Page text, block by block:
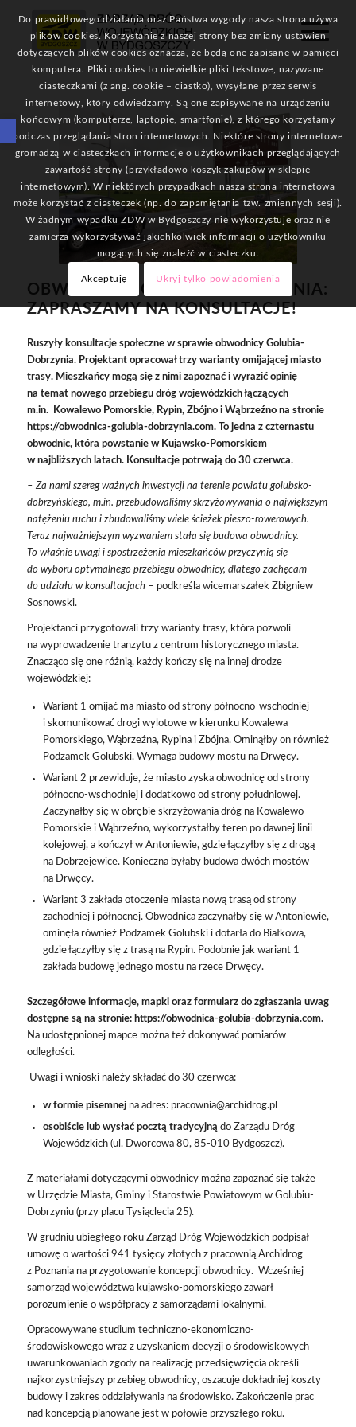
Otwórz pasek narzędzi
OBWODNICA GOLUBIA-DOBRZYNIA:
ZAPRASZAMY NA KONSULTACJE!
Ruszyły konsultacje społeczne w sprawie obwodnicy Golubia-
Dobrzynia. Projektant opracował trzy warianty omijającej miasto
trasy. Mieszkańcy mogą się z nimi zapoznać i wyrazić opinię
na temat nowego przebiegu dróg wojewódzkich łączących
m.in. Kowalewo Pomorskie, Rypin, Zbójno i Wąbrzeźno na stronie
https://obwodnica-golubia-dobrzynia.com. To jedna z czternastu
obwodnic, która powstanie w Kujawsko-Pomorskiem
w najbliższych latach. Konsultacje potrwają do 30 czerwca.
– Za nami szereg ważnych inwestycji na terenie powiatu golubsko-
dobrzyńskiego, m.in. przebudowaliśmy skrzyżowywania o największym
natężeniu ruchu i zbudowaliśmy wiele ścieżek pieszo-rowerowych.
Teraz najważniejszym wyzwaniem stała się budowa obwodnicy.
To właśnie uwagi i spostrzeżenia mieszkańców przyczynią się
do wyboru optymalnego przebiegu obwodnicy, dlatego zachęcam
do udziału w konsultacjach – podkreśla wicemarszałek Zbigniew
Sosnowski.
Projektanci przygotowali trzy warianty trasy, która pozwoli
na wyprowadzenie tranzytu z centrum historycznego miasta.
Znacząco się one różnią, każdy kończy się na innej drodze
wojewódzkiej:
Wariant 1 omijać ma miasto od strony północno-wschodniej
i skomunikować drogi wylotowe w kierunku Kowalewa
Pomorskiego, Wąbrzeźna, Rypina i Zbójna. Ominąłby on również
Podzamek Golubski. Wymaga budowy mostu na Drwęcy.
Wariant 2 przewiduje, że miasto zyska obwodnicę od strony
północno-wschodniej i dodatkowo od strony południowej.
Zaczynałby się w obrębie skrzyżowania dróg na Kowalewo
Pomorskie i Wąbrzeźno, wykorzystałby teren po dawnej linii
kolejowej, a kończył w Antoniewie, gdzie łączyłby się z drogą
na Dobrzejewice. Konieczna byłaby budowa dwóch mostów
na Drwęcy.
Wariant 3 zakłada otoczenie miasta nową trasą od strony
zachodniej i północnej. Obwodnica zaczynałby się w Antoniewie,
ominęła również Podzamek Golubski i dotarła do Białkowa,
gdzie łączyłby się z trasą na Rypin. Podobnie jak wariant 1
zakłada budowę jednego mostu na rzece Drwęcy.
Szczegółowe informacje, mapki oraz formularz do zgłaszania uwag
dostępne są na stronie: https://obwodnica-golubia-dobrzynia.com.
Na udostępnionej mapce można też dokonywać pomiarów
odległości.
Uwagi i wnioski należy składać do 30 czerwca:
w formie pisemnejna adres: pracownia@archidrog.pl
osobiście lub wysłać pocztą tradycyjną do Zarządu Dróg
Wojewódzkich (ul. Dworcowa 80, 85-010 Bydgoszcz).
Z materiałami dotyczącymi obwodnicy można zapoznać się także
w Urzędzie Miasta, Gminy i Starostwie Powiatowym w Golubiu-
Dobrzyniu (przy placu Tysiąclecia 25).
W grudniu ubiegłego roku Zarząd Dróg Wojewódzkich podpisał
umowę o wartości 941 tysięcy złotych z pracownią Archidrog
z Poznania na przygotowanie koncepcji obwodnicy. Wcześniej
samorząd województwa kujawsko-pomorskiego zawarł
porozumienie o współpracy z samorządami lokalnymi.
Opracowywane studium techniczno-ekonomiczno-
środowiskowego wraz z uzyskaniem decyzji o środowiskowych
uwarunkowaniach zgody na realizację przedsięwzięcia określi
najkorzystniejszy przebieg obwodnicy, oszacuje dokładniej koszty
budowy i zakres oddziaływania na środowisko. Zakończenie prac
nad koncepcją planowane jest w połowie przyszłego roku.
Do prawidłowego działania oraz Państwa wygody nasza strona używa
plików cookies. Korzystanie z naszej strony bez zmiany ustawień
dotyczących plików cookies oznacza, że będą one zapisane w pamięci
komputera. Pliki cookies to niewielkie pliki tekstowe, nazywane
ciasteczkami (z ang. cookie – ciastko), wysyłane przez serwis
internetowy, który odwiedzamy. Są one zapisywane na urządzeniu
końcowym (komputerze, laptopie, smartfonie), z którego korzystamy
podczas przeglądania stron internetowych. Niektóre strony internetowe
gromadzą w ciasteczkach informacje o użytkownikach przeglądających
zawartość strony (przykładowo koszyk zakupów w sklepie
internetowym). W niektórych przypadkach nasza strona internetowa
może korzystać z ciasteczek (np. do zapamiętania tzw. zmiennych sesji).
W żadnym wypadku ZDW w Bydgoszczy nie wykorzystuje oraz nie
zamierza wykorzystywać jakichkolwiek informacji o użytkowniku
mogących się znaleźć w ciasteczku.
Akceptuję Ukryj tylko powiadomienia